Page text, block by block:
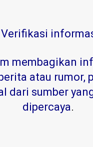
Verifikasi
membagikan
atau rumor,
dari sumber
dipercaya.